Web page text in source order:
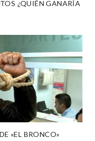
¿QUIÉN GANARÍA
«EL BRONCO»